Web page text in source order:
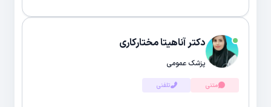
دکتر آناهیتا مختارکاری
پزشک عمومی
متنی تلفنی